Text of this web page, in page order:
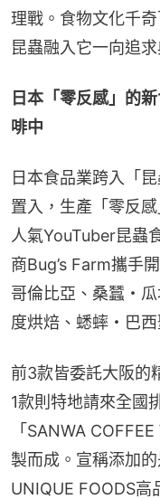
理戰。食物文化千
昆蟲融入它一向追
日本「零反感」的
啡中
日本食品業跨入「
置入，生產「零反
人氣YouTuber昆蟲
商Bug’s Farm攜手
哥倫比亞、桑蠶・
度烘焙、蟋蟀・巴西
前3款皆委託大阪的
1款則特地請來全國
「SANWA
製而成。宣稱添加
UNIQUE FOODS高